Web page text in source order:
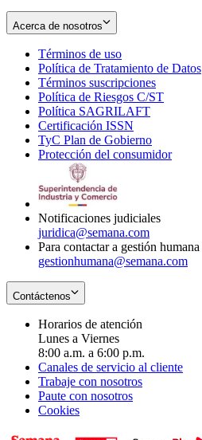
Acerca de nosotros
Términos de uso
in
new
window
Política de Tratamiento de Datos
Términos suscripciones
in
Política de Riesgos C/ST
Política SAGRILAFT
new
window
Certificación ISSN
in
new
TyC Plan de Gobierno
in
Protección del consumidorOpens
Notificaciones judiciales
juridica@semana.com
Para contactar a gestión humana
gestionhumana@semana.com
Contáctenos
Horarios de atención
Lunes a Viernes
8:00 a.m. a 6:00 p.m.
Canales de servicio al cliente
Trabaje con nosotros
Paute con nosotros
Cookies